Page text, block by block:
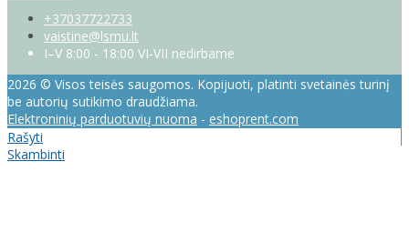
+37037722733
vaistine@lsmu.lt
I–V 8:00 - 18:00 VI-VII nedirbame
2026 © Visos teisės saugomos. Kopijuoti, platinti svetainės turinį
be autorių sutikimo draudžiama.
Elektroninių parduotuvių nuoma - eshoprent.com
Rašyti
Skambinti